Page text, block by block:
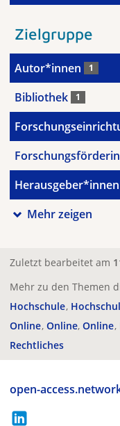
Zielgruppe
Autor*innen 1
Bibliothek 1
Herausgeber*innen
Mehr zeigen
Zuletzt bearbeitet am
Mehr zu den Themen
Hochschule
Online Online Online
Rechtliches
open-